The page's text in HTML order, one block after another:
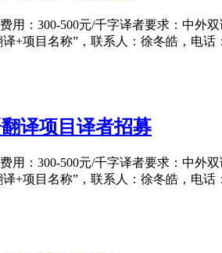
用：300-500元/千字译者要求：中
+项目名称”，联系人：徐冬皓，电话
译项目译者招募
用：300-500元/千字译者要求：中
+项目名称”，联系人：徐冬皓，电话